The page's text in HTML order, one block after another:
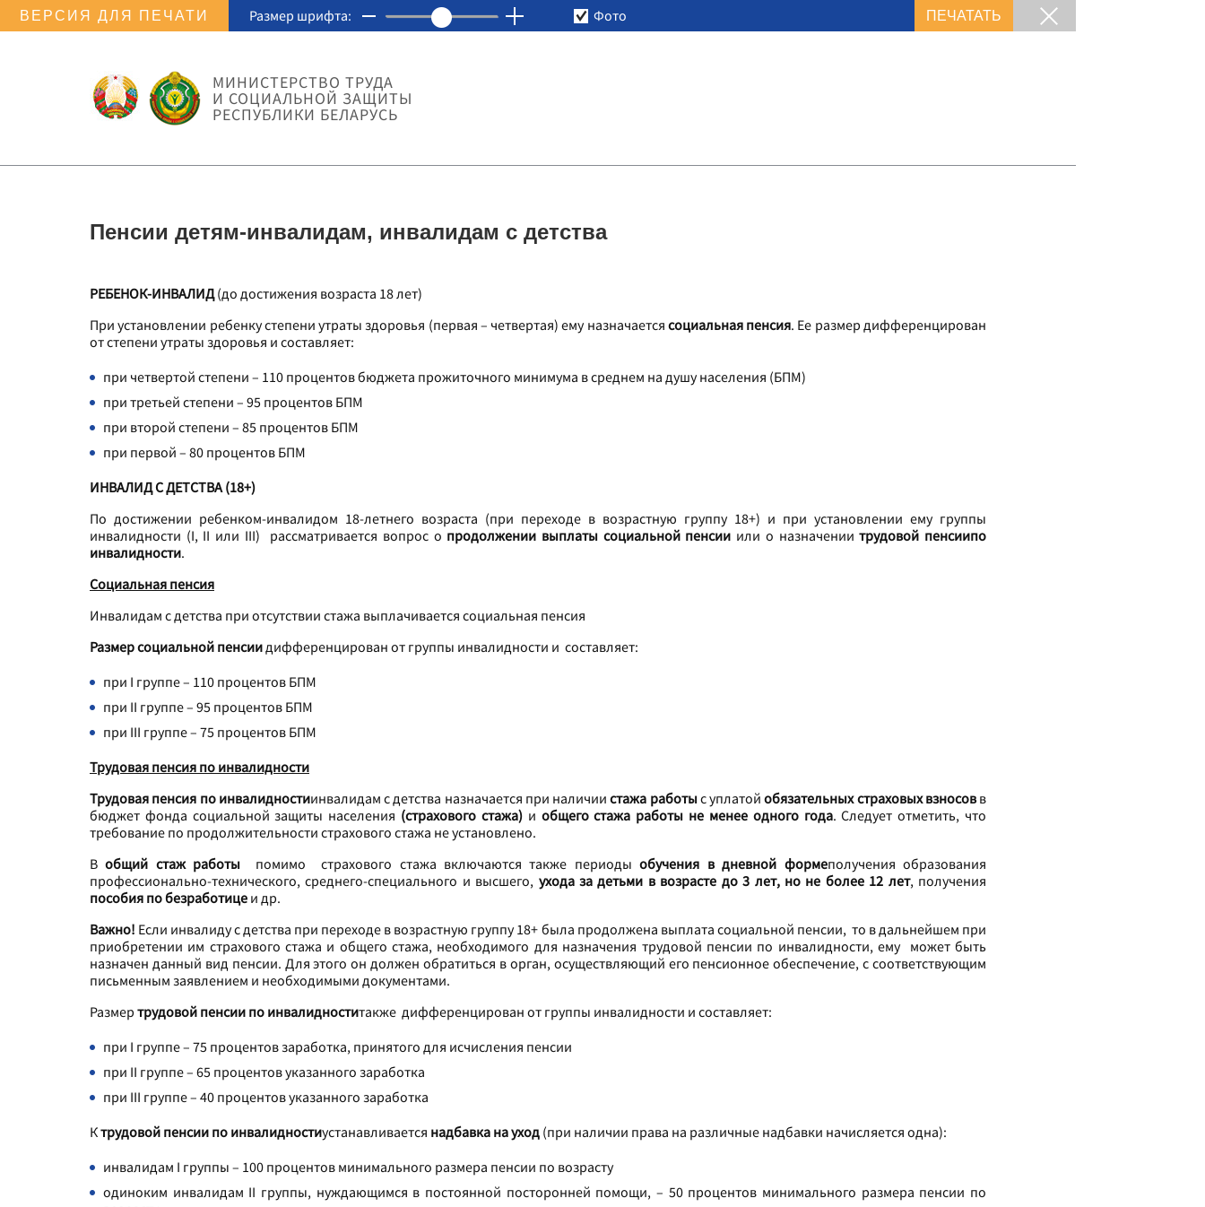
ВЕРСИЯ ДЛЯ ПЕЧАТИ Размер шрифта: Фото ПЕЧАТАТЬ
МИНИСТЕРСТВО ТРУДА
И СОЦИАЛЬНОЙ ЗАЩИТЫ
РЕСПУБЛИКИ БЕЛАРУСЬ
Пенсии детям-инвалидам, инвалидам с детства
РЕБЕНОК-ИНВАЛИД(до достижения возраста 18 лет)
При установлении ребенку степени утраты здоровья (первая – четвертая) ему назначается социальная пенсия. Ее размер дифференцирован
от степени утраты здоровья и составляет:
при четвертой степени – 110 процентов бюджета прожиточного минимума в среднем на душу населения (БПМ)
при третьей степени – 95 процентов БПМ
при второй степени – 85 процентов БПМ
при первой – 80 процентов БПМ
ИНВАЛИД С ДЕТСТВА (18+)
По достижении ребенком-инвалидом 18-летнего возраста (при переходе в возрастную группу 18+) и при установлении ему группы
инвалидности (I, II или III) рассматривается вопрос о продолжении выплаты социальной пенсии или о назначении трудовой пенсиипо
инвалидности.
Социальная пенсия
Инвалидам с детства при отсутствии стажа выплачивается социальная пенсия
Размер социальной пенсиидифференцирован от группы инвалидности и составляет:
при I группе – 110 процентов БПМ
при II группе – 95 процентов БПМ
при III группе – 75 процентов БПМ
Трудовая пенсия по инвалидности
Трудовая пенсия по инвалидностиинвалидам с детства назначается при наличиистажа работыс уплатойобязательных страховых взносовв
бюджет фонда социальной защиты населения (страхового стажа) и общего стажа работы не менее одного года. Следует отметить, что
требование по продолжительности страхового стажа не установлено.
Вобщий стаж работы помимо страхового стажа включаются также периодыобучения в дневной формеполучения образования
профессионально-технического, среднего-специального и высшего, ухода за детьми в возрасте до 3 лет, но не более 12 лет, получения
пособия по безработице и др.
Важно! Если инвалиду с детства при переходе в возрастную группу 18+ была продолжена выплата социальной пенсии, то в дальнейшем при
приобретении им страхового стажа и общего стажа, необходимого для назначения трудовой пенсии по инвалидности, ему может быть
назначен данный вид пенсии. Для этого он должен обратиться в орган, осуществляющий его пенсионное обеспечение, с соответствующим
письменным заявлением и необходимыми документами.
Размер трудовой пенсии по инвалидноститакже дифференцирован от группы инвалидности и составляет:
при I группе – 75 процентов заработка, принятого для исчисления пенсии
при II группе – 65 процентов указанного заработка
при III группе – 40 процентов указанного заработка
Ктрудовой пенсии по инвалидностиустанавливается надбавка на уход (при наличии права на различные надбавки начисляется одна):
инвалидам I группы – 100 процентов минимального размера пенсии по возрасту
одиноким инвалидам II группы, нуждающимся в постоянной посторонней помощи, – 50 процентов минимального размера пенсии по